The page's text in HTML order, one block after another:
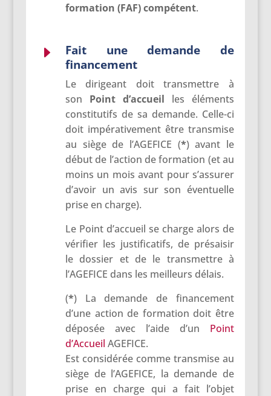
formation (FAF) compétent.
E
Fait une demande de
financement
Le dirigeant doit transmettre à
son Point d’accueil les éléments
constitutifs de sa demande. Celle-ci
doit impérativement être transmise
au siège de l’AGEFICE (*) avant le
début de l’action de formation (et au
moins un mois avant pour s’assurer
d’avoir un avis sur son éventuelle
prise en charge).
Le Point d’accueil se charge alors de
vérifier les justificatifs, de présaisir
le dossier et de le transmettre à
l’AGEFICE dans les meilleurs délais.
(*) La demande de financement
d’une action de formation doit être
déposée avec l’aide d’un Point
d’Accueil AGEFICE.
Est considérée comme transmise au
siège de l’AGEFICE, la demande de
prise en charge qui a fait l’objet